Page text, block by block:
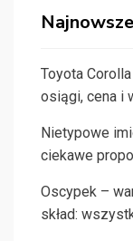
Toyota
osiągi, cena i
Nietypowe
ciekawe
Oscypek –
skład: